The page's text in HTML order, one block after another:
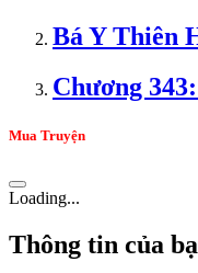
Bá Y Thiên
Chương
Mua Truyện
Loading...
Thông tin của